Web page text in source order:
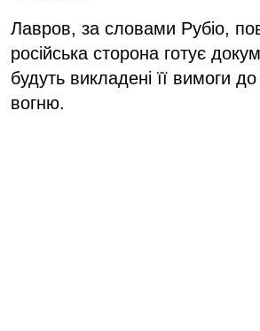
Лавров, за словами Рубіо,
російська сторона готує
будуть викладені її вимоги
вогню.